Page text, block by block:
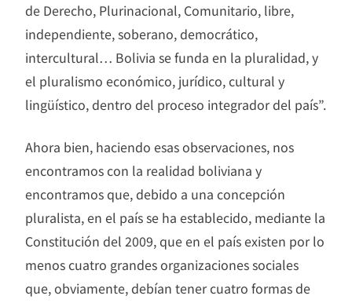
de Derecho, Plurinacional, Comunitario, libre,
independiente, soberano, democrático,
intercultural… Bolivia se funda en la pluralidad, y
el pluralismo económico, jurídico, cultural y
lingüístico, dentro del proceso integrador del país”.
Ahora bien, haciendo esas observaciones, nos
encontramos con la realidad boliviana y
encontramos que, debido a una concepción
pluralista, en el país se ha establecido, mediante la
Constitución del 2009, que en el país existen por lo
menos cuatro grandes organizaciones sociales
que, obviamente, debían tener cuatro formas de